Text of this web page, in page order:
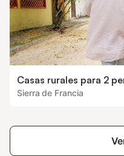
Casas rurales para 2
Sierra de Francia